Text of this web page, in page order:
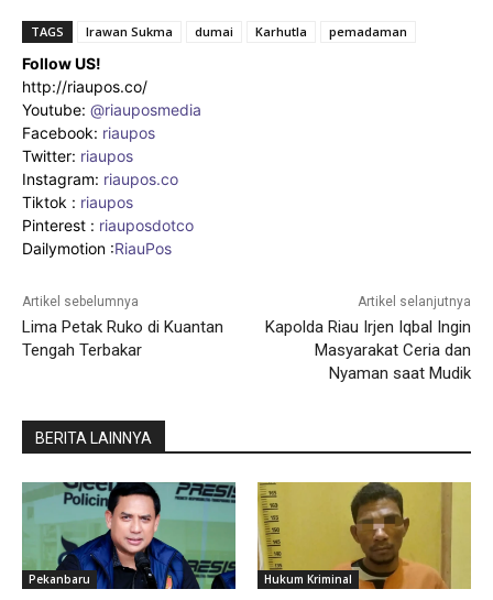
TAGS Irawan Sukma dumai Karhutla pemadaman
Follow US!
http://riaupos.co/
Youtube: @riauposmedia
Facebook: riaupos
Twitter: riaupos
Instagram: riaupos.co
Tiktok : riaupos
Pinterest : riauposdotco
Dailymotion :RiauPos
Artikel sebelumnya
Lima Petak Ruko di Kuantan
Tengah Terbakar
Artikel selanjutnya
Kapolda Riau Irjen Iqbal Ingin
Masyarakat Ceria dan
Nyaman saat Mudik
BERITA LAINNYA
Pekanbaru Hukum Kriminal